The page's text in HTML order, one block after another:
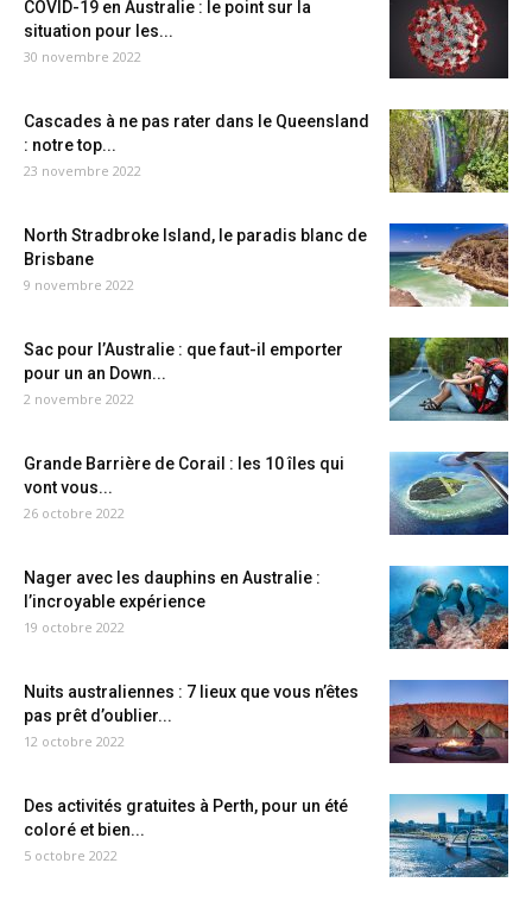
COVID-19 en Australie : le point sur la
situation pour les...
30 novembre 2022
Cascades à ne pas rater dans le Queensland
: notre top...
23 novembre 2022
North Stradbroke Island, le paradis blanc de
Brisbane
9 novembre 2022
Sac pour l’Australie : que faut-il emporter
pour un an Down...
2 novembre 2022
Grande Barrière de Corail : les 10 îles qui
vont vous...
26 octobre 2022
Nager avec les dauphins en Australie :
l’incroyable expérience
19 octobre 2022
Nuits australiennes : 7 lieux que vous n’êtes
pas prêt d’oublier...
12 octobre 2022
Des activités gratuites à Perth, pour un été
coloré et bien...
5 octobre 2022